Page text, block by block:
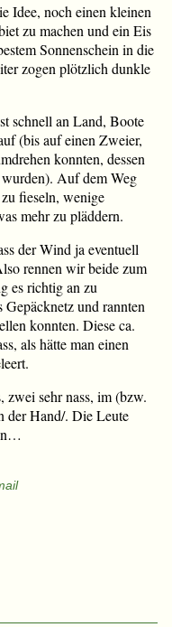
Idee, noch einen kleinen
zu machen und ein Eis
Sonnenschein in die
zogen plötzlich dunkle
schnell an Land, Boote
(bis auf einen Zweier,
konnten, dessen
Auf dem Weg
fieseln, wenige
mehr zu pläddern.
der Wind ja eventuell
rennen wir beide zum
es richtig an zu
und rannten
konnten. Diese ca.
als hätte man einen
zwei sehr nass, im (bzw.
der Hand/. Die Leute